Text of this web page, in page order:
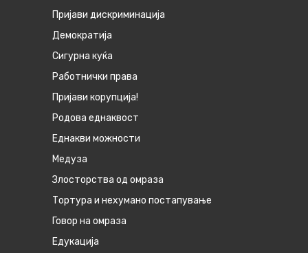
Пријави дискриминација
Демократија
Сигурна куќа
Работнички права
Пријави корупција!
Родова еднаквост
Eднакви можности
Медуза
Злосторства од омраза
Тортура и нехумано постапување
Говор на омраза
Едукација